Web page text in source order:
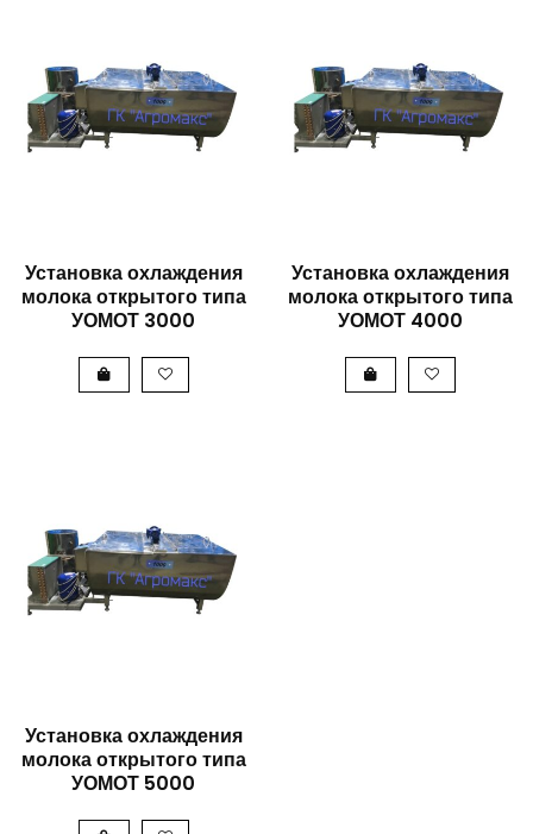
ПРОСМОТР
Установка охлаждения
молока открытого типа
УОМОТ 3000
ПРОСМОТР
Установка охлаждения
молока открытого типа
УОМОТ 4000
ПРОСМОТР
Установка охлаждения
молока открытого типа
УОМОТ 5000